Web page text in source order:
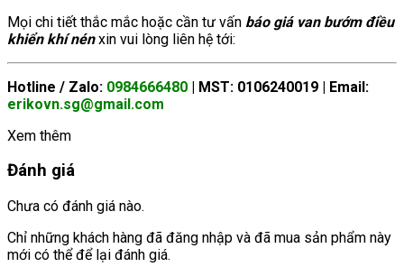
Mọi chi tiết thắc mắc hoặc cần tư vấn báo giá van bướm điều
khiển khí nénxin vui lòng liên hệ tới:
Hotline / Zalo: 0984666480 | MST: 0106240019 | Email:
erikovn.sg@gmail.com
Xem thêm
Đánh giá
Chưa có đánh giá nào.
Chỉ những khách hàng đã đăng nhập và đã mua sản phẩm này
mới có thể để lại đánh giá.